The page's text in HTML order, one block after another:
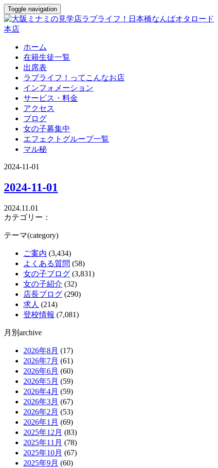
Toggle navigation
ホーム
在籍生徒一覧
出席表
ラブライフ！ってこんなお店
インフォメーション
サービス・料金
アクセス
ブログ
女の子募集中
エフェクトグループ一覧
マル秘
2024-11-01
2024-11-01
2024.11.01
カテゴリー：
テーマ(category)
ご案内 (3,434)
よくある質問 (58)
女の子ブログ (3,831)
女の子紹介 (32)
店長ブログ (290)
求人 (214)
登校情報 (7,081)
月別archive
2026年8月 (17)
2026年7月 (61)
2026年6月 (60)
2026年5月 (59)
2026年4月 (59)
2026年3月 (67)
2026年2月 (53)
2026年1月 (69)
2025年12月 (83)
2025年11月 (78)
2025年10月 (67)
2025年9月 (60)